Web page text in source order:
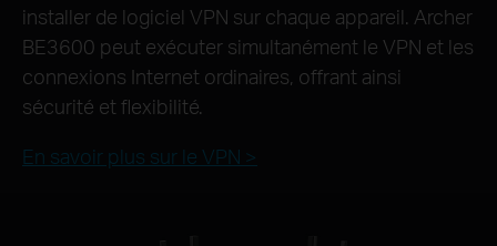
installer de logiciel VPN sur chaque appareil. Archer
BE3600 peut exécuter simultanément le VPN et les
connexions Internet ordinaires, offrant ainsi
sécurité et flexibilité.
En savoir plus sur le VPN >